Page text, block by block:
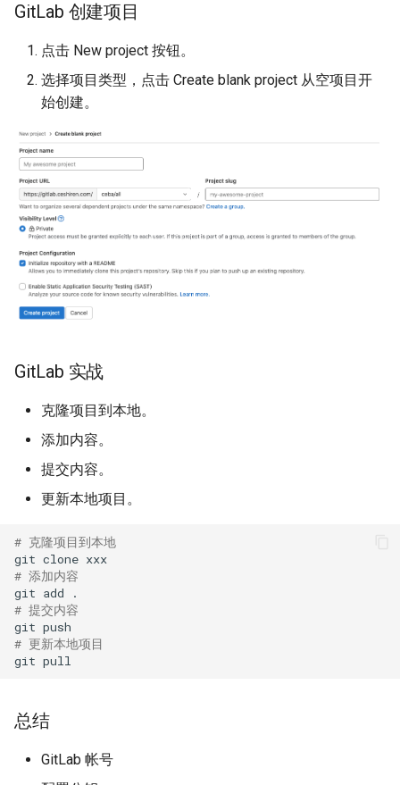
GitLab 创建项目
点击 New project 按钮。
选择项目类型，点击 Create blank project 从空项目开
始创建。
GitLab 实战
克隆项目到本地。
添加内容。
提交内容。
更新本地项目。
# 克隆项目到本地
git clone
# 添加内容
git add
# 提交内容
git
# 更新本地项目
git
总结
GitLab 帐号